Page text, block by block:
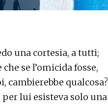
una cortesia, a tutti;
che se l’omicida fosse,
cambierebbe qualcosa?
lui esisteva solo una